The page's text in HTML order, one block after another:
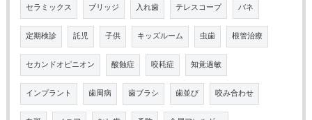
セラミックス ブリッジ 入れ歯 テレスコープ バネ
定期検診 託児 子供 キッズルーム 虫歯 根管治療
セカンドオピニオン 酸蝕症 咬耗症 知覚過敏
インプラント 歯周病 歯ブラシ 歯並び 咬み合わせ